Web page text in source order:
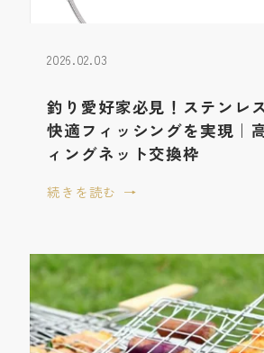
2026.02.03
釣り愛好家必見！ステンレ
快適フィッシングを実現｜
ィングネット交換枠
続きを読む